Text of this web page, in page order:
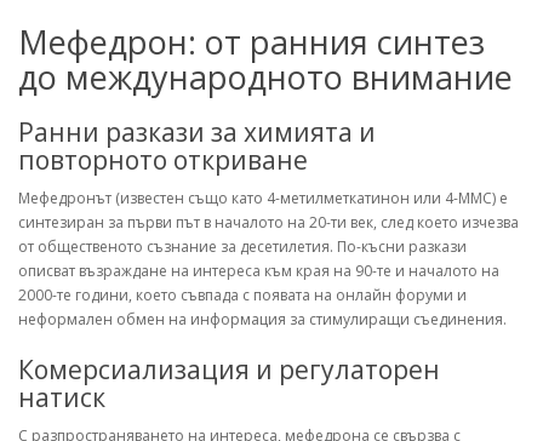
Мефедрон: от ранния синтез
до международното внимание
Ранни разкази за химията и
повторното откриване
Мефедронът (известен също като 4-метилметкатинон или 4-MMC) е
синтезиран за първи път в началото на 20-ти век, след което изчезва
от общественото съзнание за десетилетия. По-късни разкази
описват възраждане на интереса към края на 90-те и началото на
2000-те години, което съвпада с появата на онлайн форуми и
неформален обмен на информация за стимулиращи съединения.
Комерсиализация и регулаторен
натиск
С разпространяването на интереса, мефедрона се свързва с